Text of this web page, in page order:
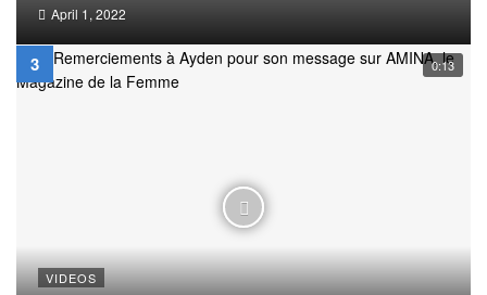
April 1, 2022
0:13
VIDEOS